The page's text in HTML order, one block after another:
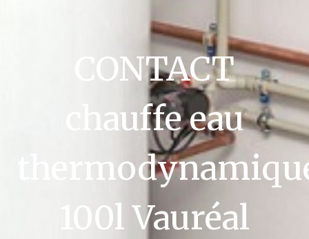
CONTACT
chauffe eau
100l Vauréal